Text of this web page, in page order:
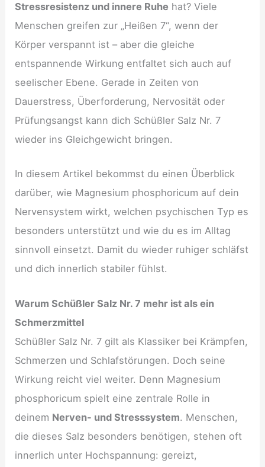
Stressresistenz und innere Ruhe hat? Viele
Menschen greifen zur „Heißen 7“, wenn der
Körper verspannt ist – aber die gleiche
entspannende Wirkung entfaltet sich auch auf
seelischer Ebene. Gerade in Zeiten von
Dauerstress, Überforderung, Nervosität oder
Prüfungsangst kann dich Schüßler Salz Nr. 7
wieder ins Gleichgewicht bringen.
In diesem Artikel bekommst du einen Überblick
darüber, wie Magnesium phosphoricum auf dein
Nervensystem wirkt, welchen psychischen Typ es
besonders unterstützt und wie du es im Alltag
sinnvoll einsetzt. Damit du wieder ruhiger schläfst
und dich innerlich stabiler fühlst.
Warum Schüßler Salz Nr. 7 mehr ist als ein
Schmerzmittel
Schüßler Salz Nr. 7 gilt als Klassiker bei Krämpfen,
Schmerzen und Schlafstörungen. Doch seine
Wirkung reicht viel weiter. Denn Magnesium
phosphoricum spielt eine zentrale Rolle in
deinem Nerven- und Stresssystem. Menschen,
die dieses Salz besonders benötigen, stehen oft
innerlich unter Hochspannung: gereizt,